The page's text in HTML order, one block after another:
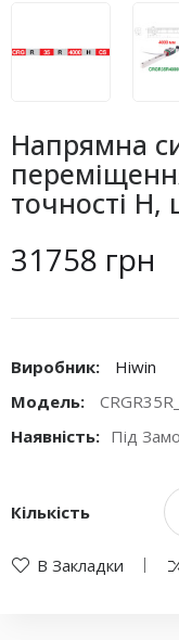
Напрямна
точності Н,
31758 грн
Виробник:
Hiwin
Модель:
Наявність: Під
Кількість
В Закладки